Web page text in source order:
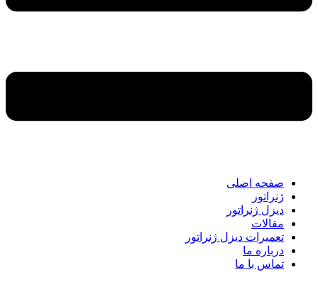
صفحه اصلی
ژنراتور
دیزل ژنراتور
مقالات
تعمیرات دیزل ژنراتور
درباره ما
تماس با ما